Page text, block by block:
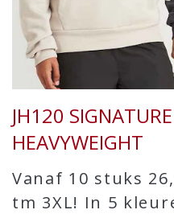
JH120
HEAVYWEIGHT
Vanaf 10 stuks
tm 3XL! In 5